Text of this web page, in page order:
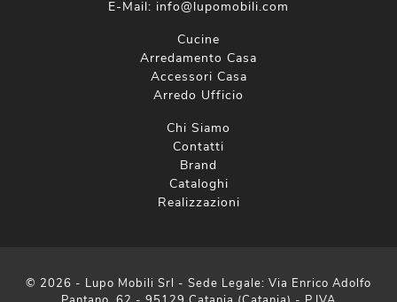
E-Mail: info@lupomobili.com
Cucine
Arredamento Casa
Accessori Casa
Arredo Ufficio
Chi Siamo
Contatti
Brand
Cataloghi
Realizzazioni
© 2026 - Lupo Mobili Srl - Sede Legale: Via Enrico Adolfo